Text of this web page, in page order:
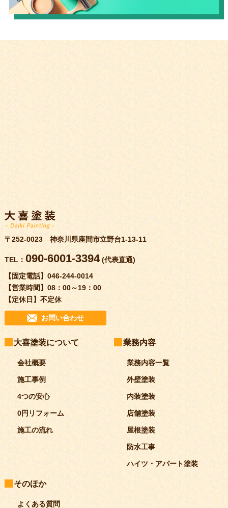
〒252-0023 神奈川県座間市立野台1-13-11
TEL： 090-6001-3394(代表直通)
【固定電話】 046-244-0014
【営業時間】 08：00～19：00
【定休日】 不定休
お問い合わせ
大喜塗装について
会社概要
施工事例
4つの安心
0円リフォーム
施工の流れ
業務内容
業務内容一覧
外壁塗装
内装塗装
店舗塗装
屋根塗装
防水工事
ハイツ・アパート塗装
そのほか
よくある質問